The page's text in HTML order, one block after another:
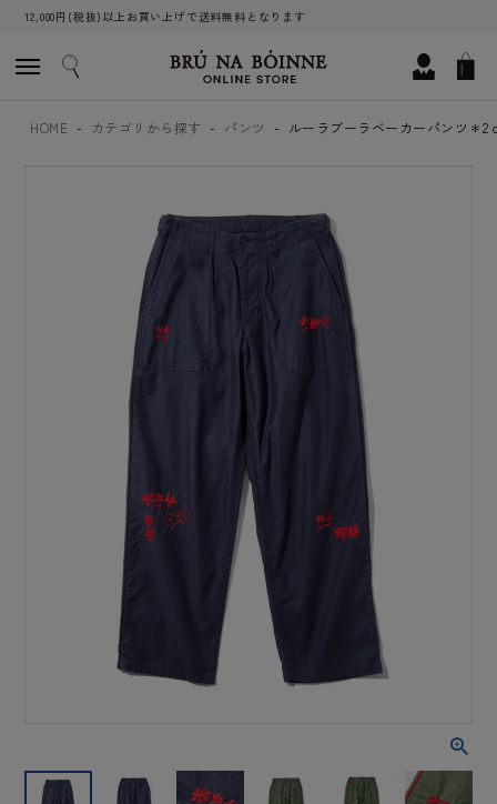
12,000円(税抜)以上お買い上げで送料無料となります
HOME カテゴリから探す パンツ ルーラブーラベーカーパンツ＊2